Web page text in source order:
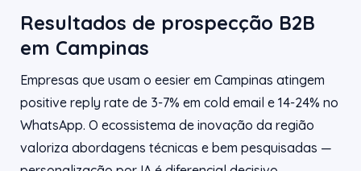
Resultados de prospecção B2B
em Campinas
Empresas que usam o eesier em Campinas atingem
positive reply rate de 3-7% em cold email e 14-24% no
WhatsApp. O ecossistema de inovação da região
valoriza abordagens técnicas e bem pesquisadas —